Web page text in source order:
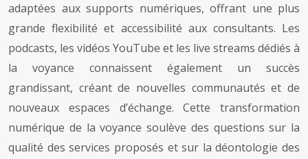
adaptées aux supports numériques, offrant une plus
grande flexibilité et accessibilité aux consultants. Les
podcasts, les vidéos YouTube et les live streams dédiés à
la voyance connaissent également un succès
grandissant, créant de nouvelles communautés et de
nouveaux espaces d’échange. Cette transformation
numérique de la voyance soulève des questions sur la
qualité des services proposés et sur la déontologie des